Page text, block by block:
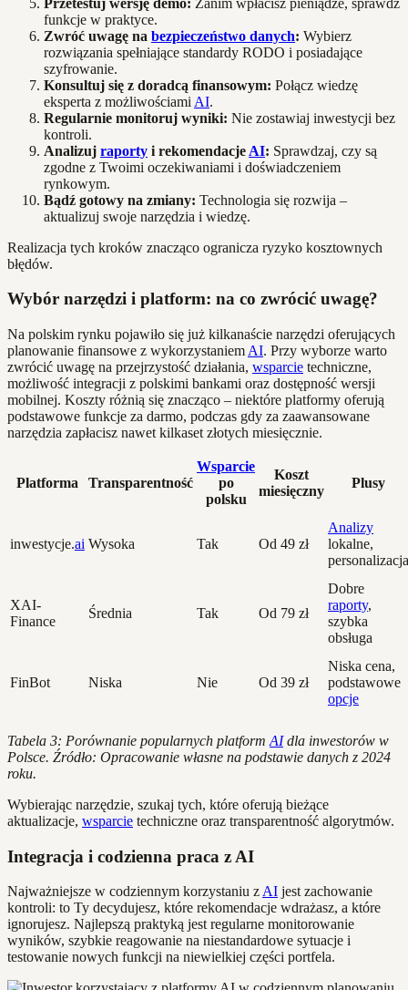
funkcje w praktyce.
Zwróć uwagę na bezpieczeństwo danych: Wybierz
rozwiązania spełniające standardy RODO i posiadające
szyfrowanie.
Konsultuj się z doradcą finansowym: Połącz wiedzę
eksperta z możliwościami AI.
Regularnie monitoruj wyniki: Nie zostawiaj inwestycji bez
kontroli.
Analizuj raporty i rekomendacje AI: Sprawdzaj, czy są
zgodne z Twoimi oczekiwaniami i doświadczeniem
rynkowym.
Bądź gotowy na zmiany: Technologia się rozwija –
aktualizuj swoje narzędzia i wiedzę.
Realizacja tych kroków znacząco ogranicza ryzyko kosztownych
błędów.
Wybór narzędzi i platform: na co zwrócić uwagę?
Na polskim rynku pojawiło się już kilkanaście narzędzi oferujących
planowanie finansowe z wykorzystaniem AI. Przy wyborze warto
zwrócić uwagę na przejrzystość działania, wsparcie techniczne,
możliwość integracji z polskimi bankami oraz dostępność wersji
mobilnej. Koszty różnią się znacząco – niektóre platformy oferują
podstawowe funkcje za darmo, podczas gdy za zaawansowane
narzędzia zapłacisz nawet kilkaset złotych miesięcznie.
Platforma Transparentność
Wsparcie
po
polsku
Koszt
miesięczny
Plusy
inwestycje.ai Wysoka Tak Od 49 zł
Analizy
lokalne,
personalizacja
XAI-
Finance
Średnia Tak Od 79 zł
Dobre
raporty,
szybka
obsługa
FinBot Niska Nie Od 39 zł
Niska cena,
podstawowe
opcje
Tabela 3: Porównanie popularnych platform AIdla inwestorów w
Polsce. Źródło: Opracowanie własne na podstawie danych z 2024
roku.
Wybierając narzędzie, szukaj tych, które oferują bieżące
aktualizacje, wsparcie techniczne oraz transparentność algorytmów.
Integracja i codzienna praca z AI
Najważniejsze w codziennym korzystaniu zAI jest zachowanie
kontroli: to Ty decydujesz, które rekomendacje wdrażasz, a które
ignorujesz. Najlepszą praktyką jest regularne monitorowanie
wyników, szybkie reagowanie na niestandardowe sytuacje i
testowanie nowych funkcji na niewielkiej części portfela.